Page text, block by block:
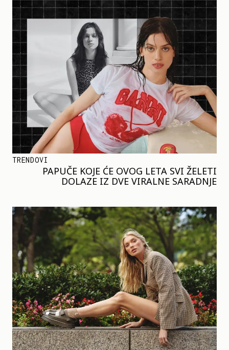
TRENDOVI
PAPUČE KOJE ĆE OVOG LETA SVI ŽELETI
DOLAZE IZ DVE VIRALNE SARADNJE